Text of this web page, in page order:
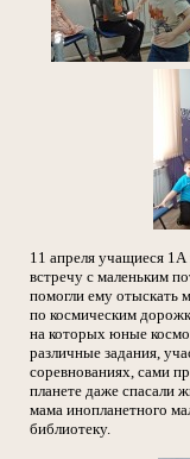
11 апреля учащиеся
встречу с маленьким
помогли ему отыскать
по космическим
на которых юные
различные задания,
соревнованиях, сами
планете даже спасали
мама инопланетного
библиотеку.